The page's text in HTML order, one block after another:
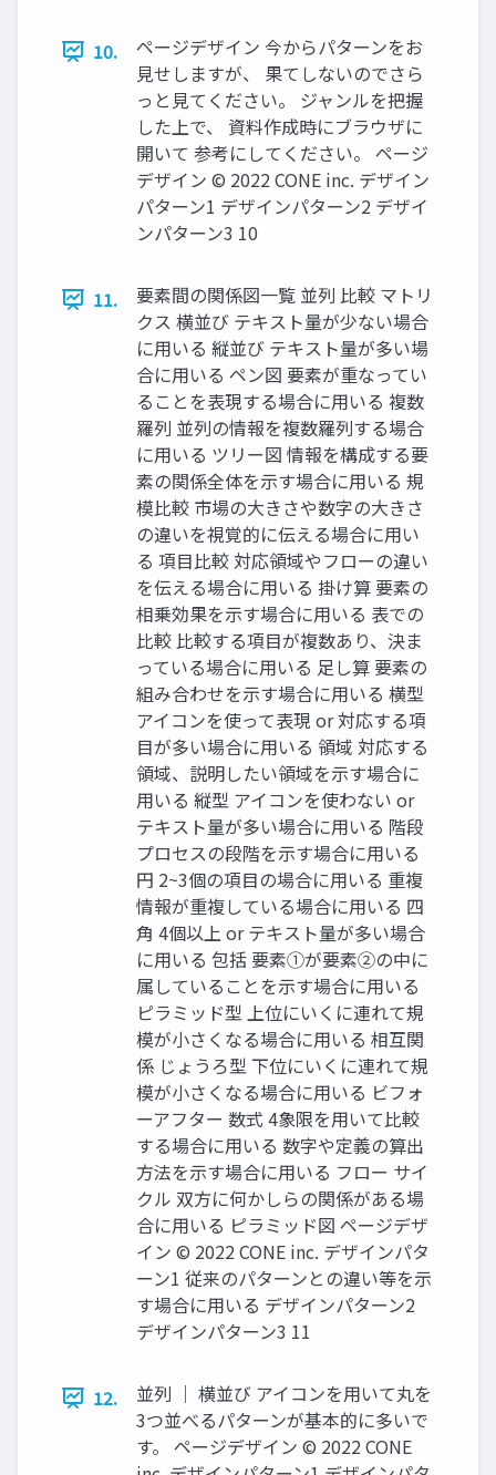
10.
ページデザイン 今からパターンをお
⾒せしますが、 果てしないのでさら
っと⾒てください。 ジャンルを把握
した上で、 資料作成時にブラウザに
開いて 参考にしてください。 ページ
デザイン © 2022 CONE inc. デザイン
パターン1 デザインパターン2 デザイ
ンパターン3 10
11.
要素間の関係図⼀覧 並列 ⽐較 マトリ
クス 横並び テキスト量が少ない場合
に⽤いる 縦並び テキスト量が多い場
合に⽤いる ペン図 要素が重なってい
ることを表現する場合に⽤いる 複数
羅列 並列の情報を複数羅列する場合
に⽤いる ツリー図 情報を構成する要
素の関係全体を⽰す場合に⽤いる 規
模⽐較 市場の⼤きさや数字の⼤きさ
の違いを視覚的に伝える場合に⽤い
る 項⽬⽐較 対応領域やフローの違い
を伝える場合に⽤いる 掛け算 要素の
相乗効果を⽰す場合に⽤いる 表での
⽐較 ⽐較する項⽬が複数あり、決ま
っている場合に⽤いる ⾜し算 要素の
組み合わせを⽰す場合に⽤いる 横型
アイコンを使って表現 or 対応する項
⽬が多い場合に⽤いる 領域 対応する
領域、説明したい領域を⽰す場合に
⽤いる 縦型 アイコンを使わない or
テキスト量が多い場合に⽤いる 階段
プロセスの段階を⽰す場合に⽤いる
円 2~3個の項⽬の場合に⽤いる 重複
情報が重複している場合に⽤いる 四
⾓ 4個以上 or テキスト量が多い場合
に⽤いる 包括 要素①が要素②の中に
属していることを⽰す場合に⽤いる
ピラミッド型 上位にいくに連れて規
模が⼩さくなる場合に⽤いる 相互関
係 じょうろ型 下位にいくに連れて規
模が⼩さくなる場合に⽤いる ビフォ
ーアフター 数式 4象限を⽤いて⽐較
する場合に⽤いる 数字や定義の算出
⽅法を⽰す場合に⽤いる フロー サイ
クル 双⽅に何かしらの関係がある場
合に⽤いる ピラミッド図 ページデザ
イン © 2022 CONE inc. デザインパタ
ーン1 従来のパターンとの違い等を⽰
す場合に⽤いる デザインパターン2
デザインパターン3 11
12.
並列 ｜ 横並び アイコンを⽤いて丸を
3つ並べるパターンが基本的に多いで
す。 ページデザイン © 2022 CONE